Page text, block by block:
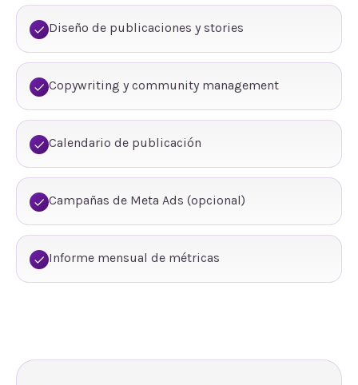
Diseño de publicaciones y stories
Copywriting y community management
Calendario de publicación
Campañas de Meta Ads (opcional)
Informe mensual de métricas